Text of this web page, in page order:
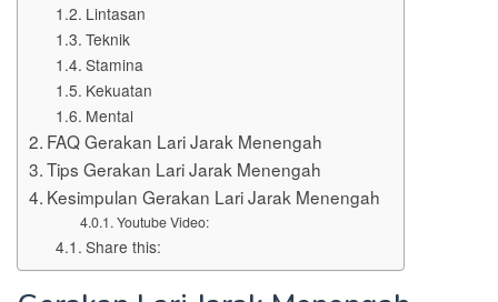
Lintasan
Teknik
Stamina
Kekuatan
Mental
FAQ Gerakan Lari Jarak Menengah
Tips Gerakan Lari Jarak Menengah
Kesimpulan Gerakan Lari Jarak Menengah
Youtube Video:
Share this: